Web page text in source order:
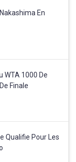
En
WTA 1000 De
Finale
Qualifie Pour Les